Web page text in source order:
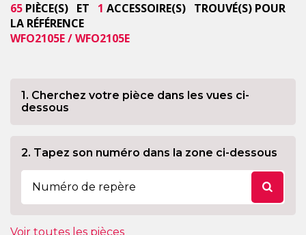
65 PIÈCE(S) ET 1 ACCESSOIRE(S) TROUVÉ(S) POUR
LA RÉFÉRENCE
WFO2105E / WFO2105E
1. Cherchez votre pièce dans les vues ci-
dessous
2. Tapez son numéro dans la zone ci-dessous
Voir toutes les pièces